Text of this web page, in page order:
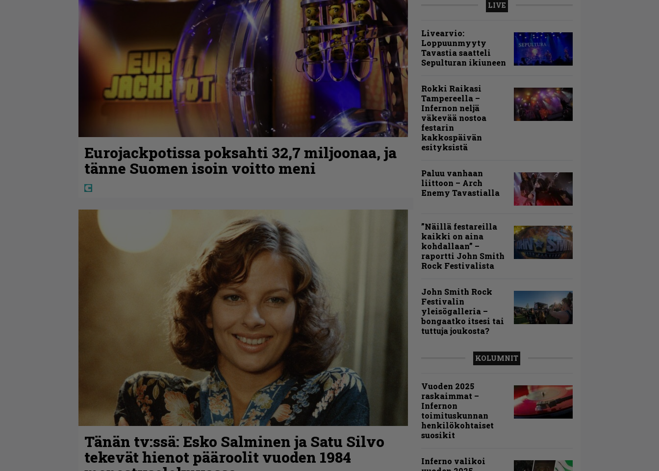
Eurojackpotissa poksahti 32,7 miljoonaa, ja
tänne Suomen isoin voitto meni
Tänän tv:ssä: Esko Salminen ja Satu Silvo
tekevät hienot pääroolit vuoden 1984
LIVE
Livearvio:
Loppuunmyyty
Tavastia saatteli
Sepulturan ikiuneen
Rokki Raikasi
Tampereella –
Infernon neljä
väkevää nostoa
festarin
kakkospäivän
esityksistä
Paluu vanhaan
liittoon – Arch
Enemy Tavastialla
”Näillä festareilla
kaikki on aina
kohdallaan” –
raportti John Smith
Rock Festivalista
John Smith Rock
Festivalin
yleisögalleria –
bongaatko itsesi tai
tuttuja joukosta?
KOLUMNIT
Vuoden 2025
raskaimmat –
Infernon
toimituskunnan
henkilökohtaiset
suosikit
Inferno valikoi